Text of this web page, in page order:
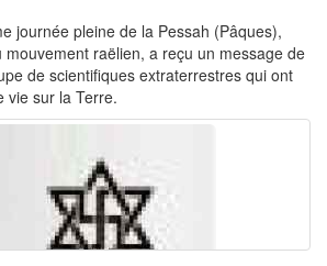
journée pleine de la Pessah (Pâques),
mouvement raëlien, a reçu un message de
de scientifiques extraterrestres qui ont
vie sur la Terre.